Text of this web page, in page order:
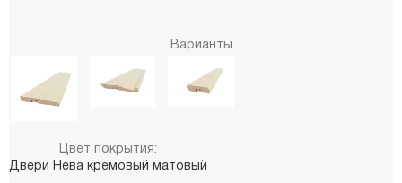
Варианты
Цвет покрытия:
Двери Нева кремовый матовый